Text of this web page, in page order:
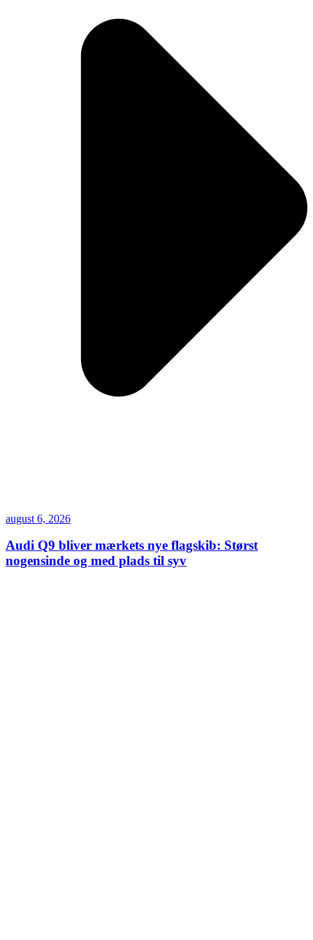
august 6, 2026
Audi Q9 bliver mærkets nye flagskib: Størst
nogensinde og med plads til syv